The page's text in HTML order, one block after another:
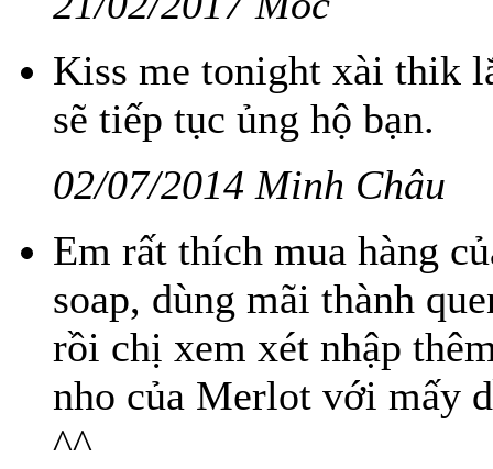
Kiss me tonight xài thik
sẽ tiếp tục ủng hộ bạn.
02/07/2014 Minh Châu
Em rất thích mua hàng
soap, dùng mãi thành
rồi chị xem xét nhập
nho của Merlot với mấy
^^